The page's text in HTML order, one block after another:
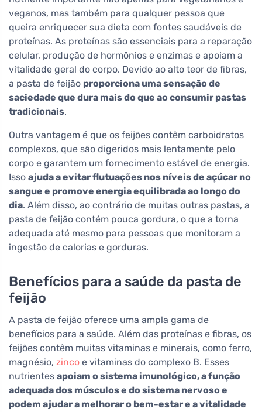
veganos, mas também para qualquer pessoa que
queira enriquecer sua dieta com fontes saudáveis de
proteínas. As proteínas são essenciais para a reparação
celular, produção de hormônios e enzimas e apoiam a
vitalidade geral do corpo. Devido ao alto teor de fibras,
a pasta de feijão proporciona uma sensação de
saciedade que dura mais do que ao consumir pastas
tradicionais.
Outra vantagem é que os feijões contêm carboidratos
complexos, que são digeridos mais lentamente pelo
corpo e garantem um fornecimento estável de energia.
Isso ajuda a evitar flutuações nos níveis de açúcar no
sangue e promove energia equilibrada ao longo do
dia. Além disso, ao contrário de muitas outras pastas, a
pasta de feijão contém pouca gordura, o que a torna
adequada até mesmo para pessoas que monitoram a
ingestão de calorias e gorduras.
Benefícios para a saúde da pasta de
feijão
A pasta de feijão oferece uma ampla gama de
benefícios para a saúde. Além das proteínas e fibras, os
feijões contêm muitas vitaminas e minerais, como ferro,
magnésio, zinco e vitaminas do complexo B. Esses
nutrientes apoiam o sistema imunológico, a função
adequada dos músculos e do sistema nervoso e
podem ajudar a melhorar o bem-estar e a vitalidade